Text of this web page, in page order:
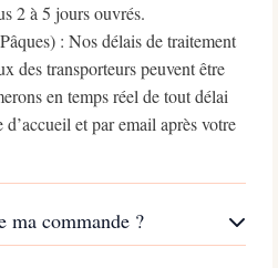
2 à 5 jours ouvrés.
: Nos délais de traitement
des transporteurs peuvent être
en temps réel de tout délai
et par email après votre
ma commande ?